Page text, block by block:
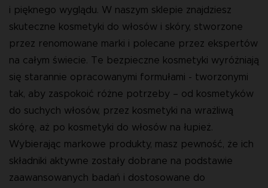
i pięknego wyglądu. W naszym sklepie znajdziesz
skuteczne kosmetyki do włosów i skóry, stworzone
przez renomowane marki i polecane przez ekspertów
na całym świecie. Te bezpieczne kosmetyki wyróżniają
się starannie opracowanymi formułami - tworzonymi
tak, aby zaspokoić różne potrzeby – od kosmetyków
do suchych włosów, przez kosmetyki na wrażliwą
skórę, aż po kosmetyki do włosów na łupież.
Wybierając markowe produkty, masz pewność, że ich
składniki aktywne zostały dobrane na podstawie
zaawansowanych badań i dostosowane do